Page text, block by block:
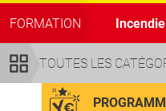
TOUTES LES
FORMATION Incendie